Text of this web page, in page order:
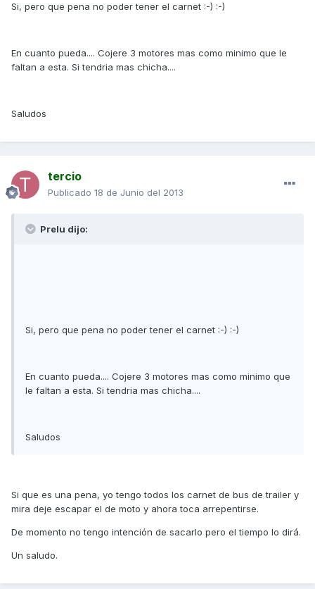
Si, pero que pena no poder tener el carnet :-) :-)
En cuanto pueda.... Cojere 3 motores mas como minimo que le
faltan a esta. Si tendria mas chicha....
Saludos
tercio
Publicado 18 de Junio del 2013
Prelu dijo:
Si, pero que pena no poder tener el carnet :-) :-)
En cuanto pueda.... Cojere 3 motores mas como minimo que
le faltan a esta. Si tendria mas chicha....
Saludos
Si que es una pena, yo tengo todos los carnet de bus de trailer y
mira deje escapar el de moto y ahora toca arrepentirse.
De momento no tengo intención de sacarlo pero el tiempo lo dirá.
Un saludo.